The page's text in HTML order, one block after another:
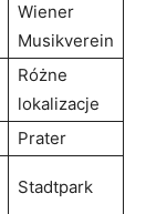
Wiener
Musikverein
Różne
‌lokalizacje
Prater
Stadtpark